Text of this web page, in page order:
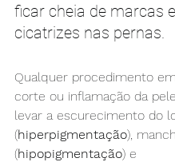
ficar cheia de marcas e
cicatrizes nas pernas.
Qualquer procedimento
corte ou inflamação da
levar a escurecimento do
(hiperpigmentação),
(hipopigmentação) e